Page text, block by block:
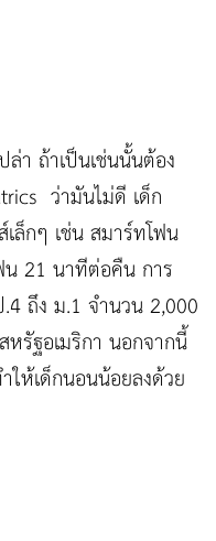
า ถ้าเป็นเช่นนั้นต้อง
ว่ามันไม่ดี เด็ก
ล็กๆ เช่น สมาร์ทโฟน
21 นาทีต่อคืน การ
ถึง ม.1 จำนวน 2,000
รัฐอเมริกา นอกจากนี้
ให้เด็กนอนน้อยลงด้วย